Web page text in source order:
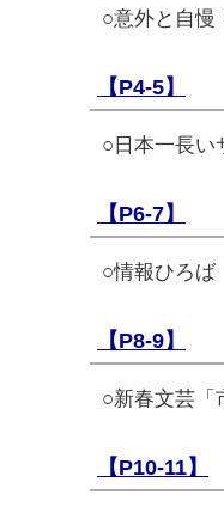
○意外と自
【P4-5】
○日本一長い
【P6-7】
○情報ひろば
【P8-9】
○新春文芸「
【P10-11】